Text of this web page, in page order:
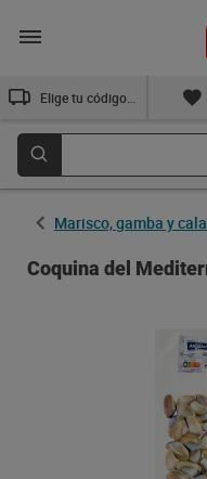
Marisco, gamba y
Coquina del